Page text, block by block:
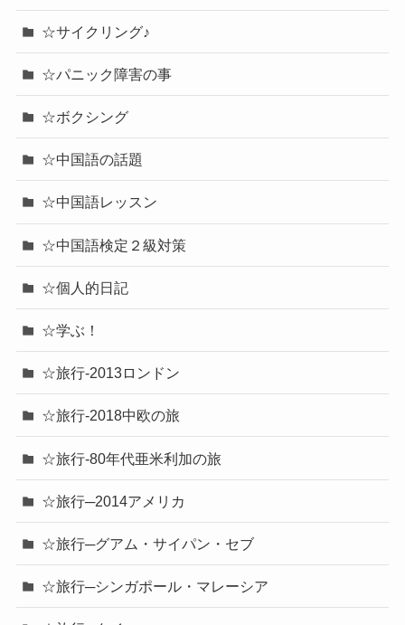
☆サイクリング♪
☆パニック障害の事
☆ボクシング
☆中国語の話題
☆中国語レッスン
☆中国語検定２級対策
☆個人的日記
☆学ぶ！
☆旅行-2013ロンドン
☆旅行-2018中欧の旅
☆旅行-80年代亜米利加の旅
☆旅行─2014アメリカ
☆旅行─グアム・サイパン・セブ
☆旅行─シンガポール・マレーシア